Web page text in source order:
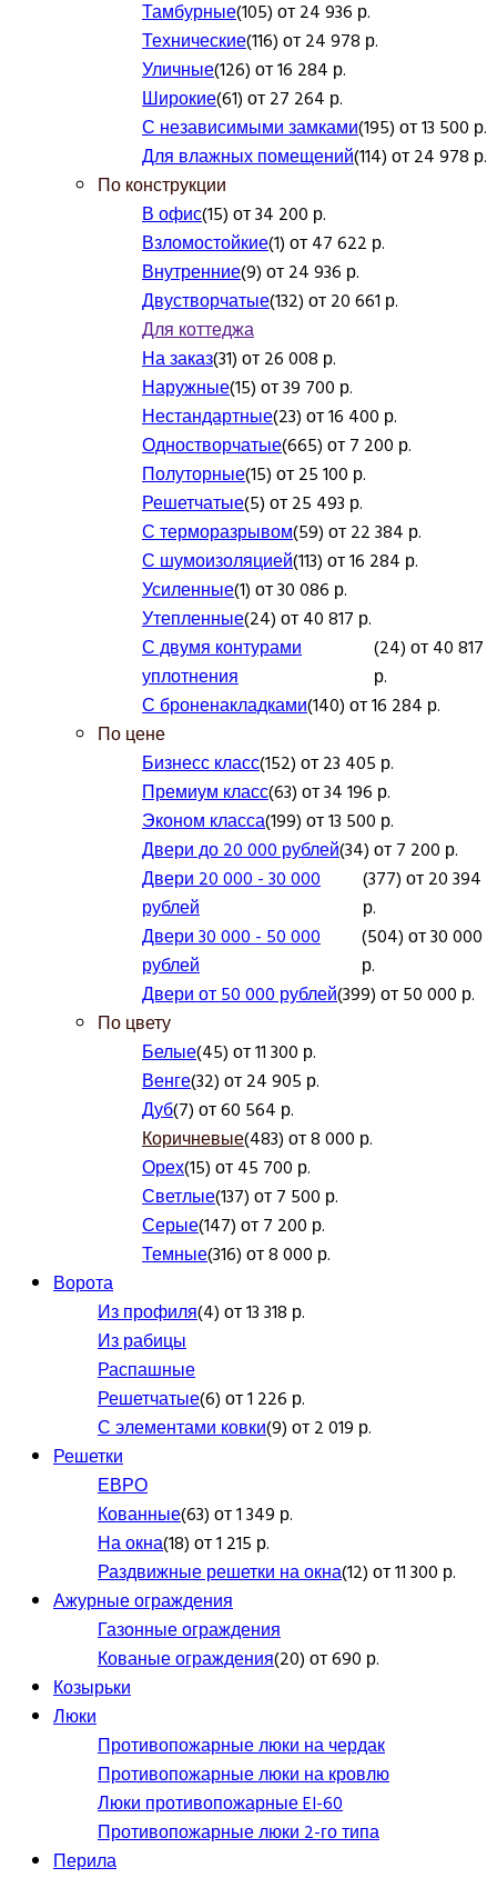
Тамбурные(105) от 24 936 р.
Технические(116) от 24 978 р.
Уличные(126) от 16 284 р.
Широкие(61) от 27 264 р.
С независимыми замками(195) от 13 500 р.
Для влажных помещений(114) от 24 978 р.
По конструкции
В офис(15) от 34 200 р.
Взломостойкие(1) от 47 622 р.
Внутренние(9) от 24 936 р.
Двустворчатые(132) от 20 661 р.
Для коттеджа
На заказ(31) от 26 008 р.
Наружные(15) от 39 700 р.
Нестандартные(23) от 16 400 р.
Одностворчатые(665) от 7 200 р.
Полуторные(15) от 25 100 р.
Решетчатые(5) от 25 493 р.
С терморазрывом(59) от 22 384 р.
С шумоизоляцией(113) от 16 284 р.
Усиленные(1) от 30 086 р.
Утепленные(24) от 40 817 р.
С двумя контурами
уплотнения
(24) от 40 817
р.
С броненакладками(140) от 16 284 р.
По цене
Бизнесс класс(152) от 23 405 р.
Премиум класс(63) от 34 196 р.
Эконом класса(199) от 13 500 р.
Двери до 20 000 рублей(34) от 7 200 р.
Двери 20 000 - 30 000
рублей
(377) от 20 394
р.
Двери 30 000 - 50 000
рублей
(504) от 30 000
р.
Двери от 50 000 рублей(399) от 50 000 р.
По цвету
Белые(45) от 11 300 р.
Венге(32) от 24 905 р.
Дуб(7) от 60 564 р.
Коричневые(483) от 8 000 р.
Орех(15) от 45 700 р.
Светлые(137) от 7 500 р.
Серые(147) от 7 200 р.
Темные(316) от 8 000 р.
Ворота
Из профиля(4) от 13 318 р.
Из рабицы
Распашные
Решетчатые(6) от 1 226 р.
С элементами ковки(9) от 2 019 р.
Решетки
ЕВРО
Кованные(63) от 1 349 р.
На окна(18) от 1 215 р.
Раздвижные решетки на окна(12) от 11 300 р.
Ажурные ограждения
Газонные ограждения
Кованые ограждения(20) от 690 р.
Козырьки
Люки
Противопожарные люки на чердак
Противопожарные люки на кровлю
Люки противопожарные EI-60
Противопожарные люки 2-го типа
Перила